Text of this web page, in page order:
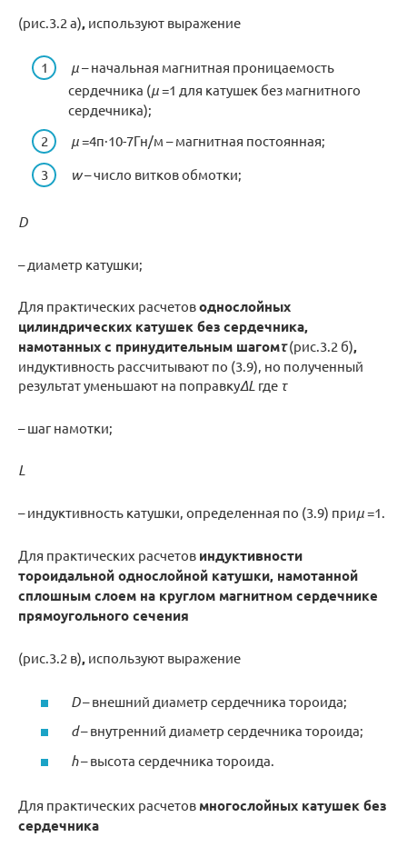
(рис.3.2 а), используют выражение
μ– начальная магнитная проницаемость
сердечника (μ=1 для катушек без магнитного
сердечника);
μ=4π·10-7Гн/м – магнитная постоянная;
w– число витков обмотки;
D
– диаметр катушки;
Для практических расчетоводнослойных
цилиндрических катушек без сердечника,
намотанных с принудительным шагомτ(рис.3.2 б),
индуктивность рассчитывают по (3.9), но полученный
результат уменьшают на поправкуΔL где τ
– шаг намотки;
L
– индуктивность катушки, определенная по (3.9) приμ=1.
Для практических расчетов индуктивности
тороидальной однослойной катушки, намотанной
сплошным слоем на круглом магнитном сердечнике
прямоугольного сечения
(рис.3.2 в), используют выражение
D– внешний диаметр сердечника тороида;
d– внутренний диаметр сердечника тороида;
h– высота сердечника тороида.
Для практических расчетов многослойных катушек без
сердечника